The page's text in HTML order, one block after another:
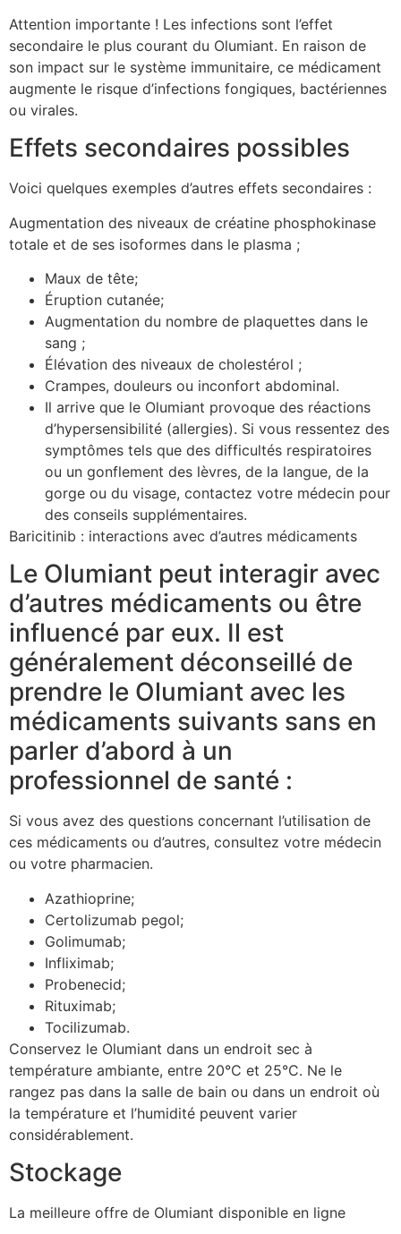
Attention importante ! Les infections sont l’effet
secondaire le plus courant du Olumiant. En raison de
son impact sur le système immunitaire, ce médicament
augmente le risque d’infections fongiques, bactériennes
ou virales.
Effets secondaires possibles
Voici quelques exemples d’autres effets secondaires :
Augmentation des niveaux de créatine phosphokinase
totale et de ses isoformes dans le plasma ;
Maux de tête;
Éruption cutanée;
Augmentation du nombre de plaquettes dans le
sang ;
Élévation des niveaux de cholestérol ;
Crampes, douleurs ou inconfort abdominal.
Il arrive que le Olumiant provoque des réactions
d’hypersensibilité (allergies). Si vous ressentez des
symptômes tels que des difficultés respiratoires
ou un gonflement des lèvres, de la langue, de la
gorge ou du visage, contactez votre médecin pour
des conseils supplémentaires.
Baricitinib : interactions avec d’autres médicaments
Le Olumiant peut interagir avec
d’autres médicaments ou être
influencé par eux. Il est
généralement déconseillé de
prendre le Olumiant avec les
médicaments suivants sans en
parler d’abord à un
professionnel de santé :
Si vous avez des questions concernant l’utilisation de
ces médicaments ou d’autres, consultez votre médecin
ou votre pharmacien.
Azathioprine;
Certolizumab pegol;
Golimumab;
Infliximab;
Probenecid;
Rituximab;
Tocilizumab.
Conservez le Olumiant dans un endroit sec à
température ambiante, entre 20°C et 25°C. Ne le
rangez pas dans la salle de bain ou dans un endroit où
la température et l’humidité peuvent varier
considérablement.
Stockage
La meilleure offre de Olumiant disponible en ligne